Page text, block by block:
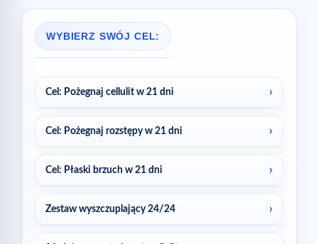
WYBIERZ SWÓJ CEL:
Cel: Pożegnaj cellulit w 21 dni
Cel: Pożegnaj rozstępy w 21 dni
Cel: Płaski brzuch w 21 dni
Zestaw wyszczuplający 24/24